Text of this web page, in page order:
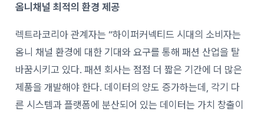
옴니채널 최적의 환경 제공
렉트라코리아 관계자는 “하이퍼커넥티드 시대의 소비자는
옴니 채널 환경에 대한 기대와 요구를 통해 패션 산업을 탈
바꿈시키고 있다. 패션 회사는 점점 더 짧은 기간에 더 많은
제품을 개발해야 한다. 데이터의 양도 증가하는데, 각기 다
른 시스템과 플랫폼에 분산되어 있는 데이터는 가치 창출이